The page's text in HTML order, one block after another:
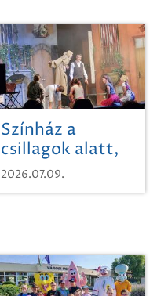
Színház a
csillagok alatt,
sikeres nyitány
Szikszón
2026.07.09.